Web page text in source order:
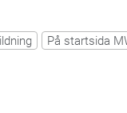
På startsida